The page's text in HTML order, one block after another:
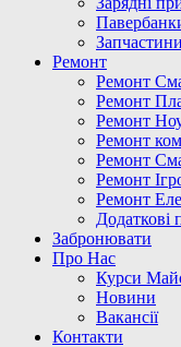
Запчастини
Ремонт
Ремонт
Ремонт
Ремонт
Ремонт
Ремонт
Ремонт
Ремонт
Додаткові
Забронювати
Про Нас
Курси
Новини
Вакансії
Контакти